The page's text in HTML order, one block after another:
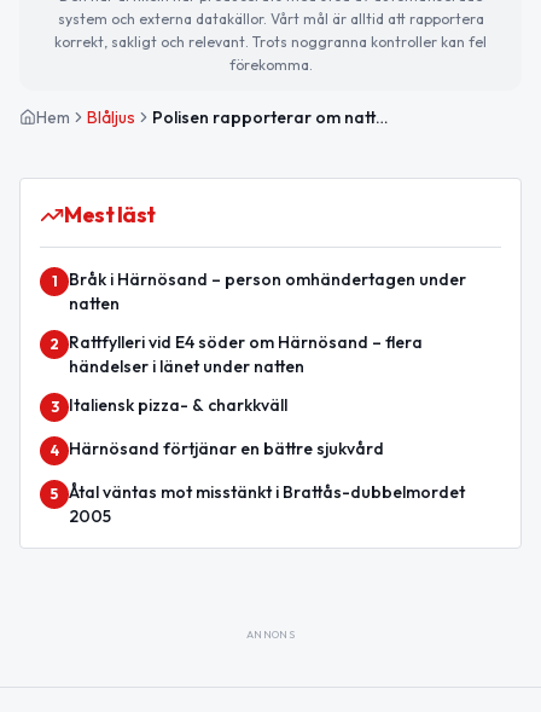
system och externa datakällor. Vårt mål är alltid att rapportera
korrekt, sakligt och relevant. Trots noggranna kontroller kan fel
förekomma.
Hem Blåljus Polisen rapporterar om nattens trafik- och ordningsinsatser i Västernorrland
Mest läst
1
Bråk i Härnösand – person omhändertagen under
natten
2
Rattfylleri vid E4 söder om Härnösand – flera
händelser i länet under natten
3 Italiensk pizza- & charkkväll
4 Härnösand förtjänar en bättre sjukvård
5 Åtal väntas mot misstänkt i Brattås-dubbelmordet
2005
ANNONS